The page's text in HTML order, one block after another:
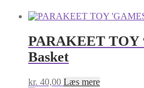
PARAKEET TOY
Basket
kr. 40,00 Læs mere